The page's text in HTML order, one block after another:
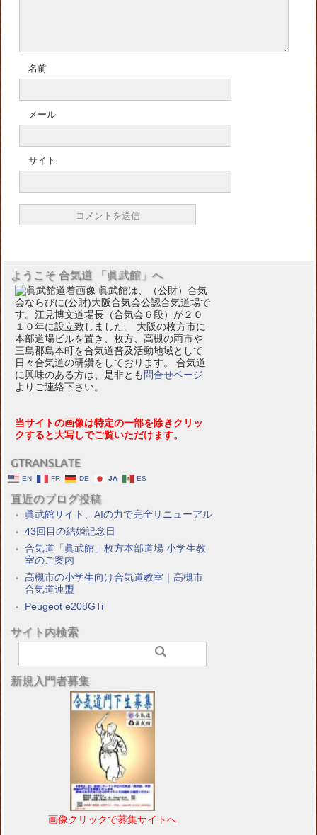
名前
メール
サイト
ようこそ 合気道 「眞武館」へ
眞武館は、（公財）合気
会ならびに(公財)大阪合気会公認合気道場で
す。江見博文道場長（合気会６段）が２０
１０年に設立致しました。 大阪の枚方市に
本部道場ビルを置き、枚方、高槻の両市や
三島郡島本町を合気道普及活動地域として
日々合気道の研鑽をしております。 合気道
に興味のある方は、是非とも 問合せページ
よりご連絡下さい。
当サイトの画像は特定の一部を除きクリッ
クすると大写しでご覧いただけます。
GTRANSLATE
EN FR DE JA ES
直近のブログ投稿
眞武館サイト、AIの力で完全リニューアル
43回目の結婚記念日
合気道「眞武館」枚方本部道場 小学生教
室のご案内
高槻市の小学生向け合気道教室｜高槻市
合気道連盟
Peugeot e208GTi
サイト内検索
新規入門者募集
画像クリックで募集サイトへ